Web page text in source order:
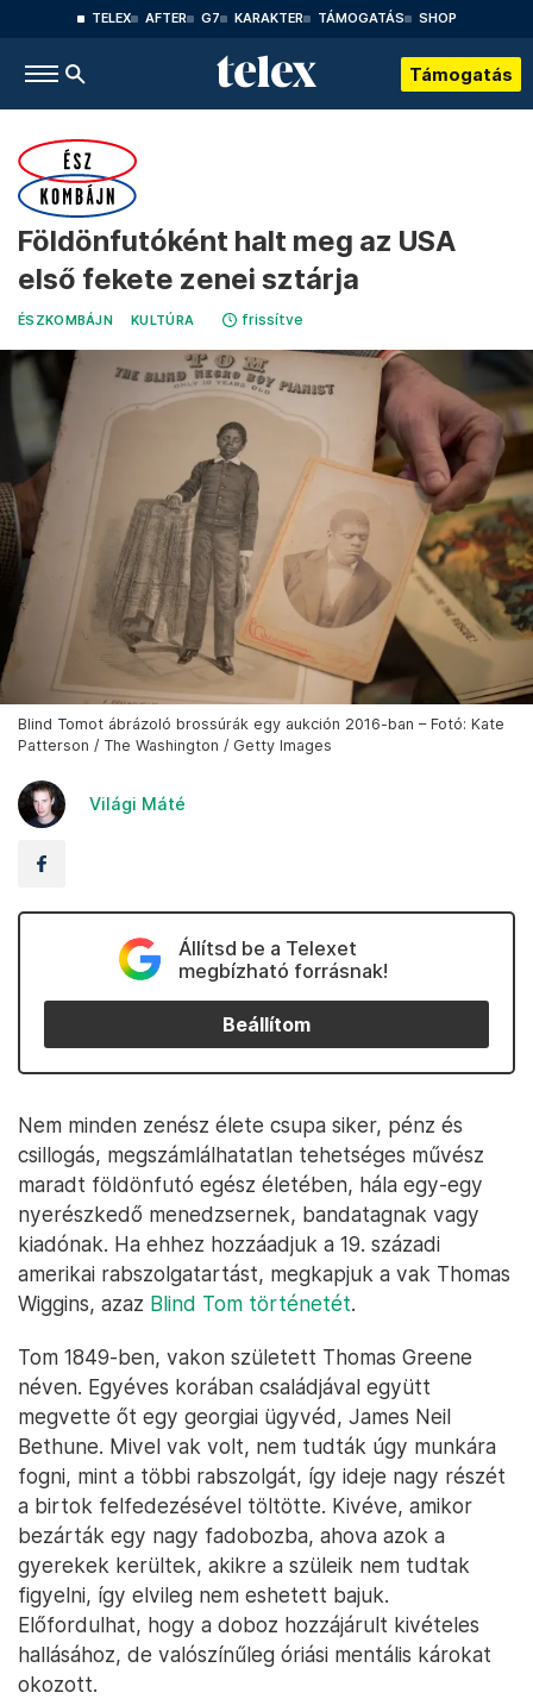
TELEX AFTER G7 KARAKTER TÁMOGATÁS SHOP
Támogatás
Földönfutóként halt meg az USA
első fekete zenei sztárja
ÉSZKOMBÁJN KULTÚRA frissítve
Blind Tomot ábrázoló brossúrák egy aukción 2016-ban – Fotó: Kate
Patterson / The Washington / Getty Images
Világi Máté
Állítsd be a Telexet
megbízható forrásnak!
Beállítom
Nem minden zenész élete csupa siker, pénz és
csillogás, megszámlálhatatlan tehetséges művész
maradt földönfutó egész életében, hála egy-egy
nyerészkedő menedzsernek, bandatagnak vagy
kiadónak. Ha ehhez hozzáadjuk a 19. századi
amerikai rabszolgatartást, megkapjuk a vak Thomas
Wiggins, azaz Blind Tom történetét.
Tom 1849-ben, vakon született Thomas Greene
néven. Egyéves korában családjával együtt
megvette őt egy georgiai ügyvéd, James Neil
Bethune. Mivel vak volt, nem tudták úgy munkára
fogni, mint a többi rabszolgát, így ideje nagy részét
a birtok felfedezésével töltötte. Kivéve, amikor
bezárták egy nagy fadobozba, ahova azok a
gyerekek kerültek, akikre a szüleik nem tudtak
figyelni, így elvileg nem eshetett bajuk.
Előfordulhat, hogy a doboz hozzájárult kivételes
hallásához, de valószínűleg óriási mentális károkat
okozott.